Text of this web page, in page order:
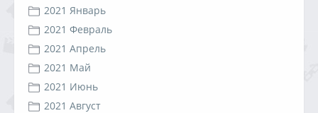
2021 Январь
2021 Февраль
2021 Апрель
2021 Май
2021 Июнь
2021 Август